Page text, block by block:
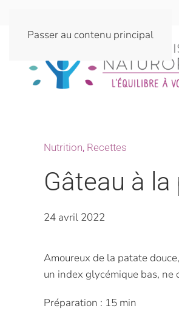
Passer au contenu principal
Nutrition, Recettes
Gâteau à
24 avril 2022
Amoureux de la patate
un index glycémique bas, ne
Préparation : 15 min